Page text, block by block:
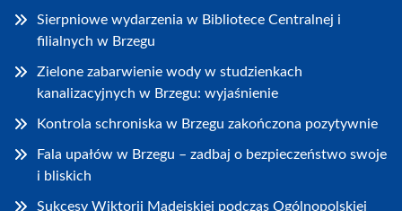
Sierpniowe wydarzenia w Bibliotece Centralnej i
filialnych w Brzegu
Zielone zabarwienie wody w studzienkach
kanalizacyjnych w Brzegu: wyjaśnienie
Kontrola schroniska w Brzegu zakończona pozytywnie
Fala upałów w Brzegu – zadbaj o bezpieczeństwo swoje
i bliskich
Sukcesy Wiktorii Madejskiej podczas Ogólnopolskiej